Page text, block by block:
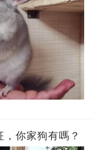
你家狗有嗎？